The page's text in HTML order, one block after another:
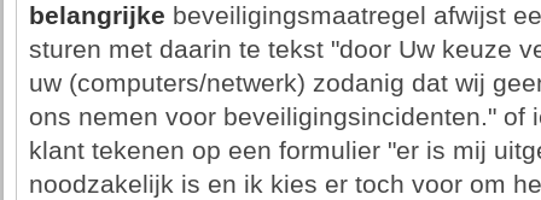
belangrijke beveiligingsmaatregel afwijst
sturen met daarin te tekst "door Uw keuze
uw (computers/netwerk) zodanig dat wij
ons nemen voor beveiligingsincidenten." of
klant tekenen op een formulier "er is mij
noodzakelijk is en ik kies er toch voor om